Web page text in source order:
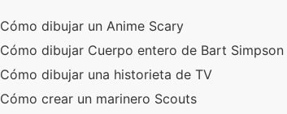
Cómo dibujar un Anime Scary
Cómo dibujar Cuerpo entero de Bart Simpson
Cómo dibujar una historieta de TV
Cómo crear un marinero Scouts